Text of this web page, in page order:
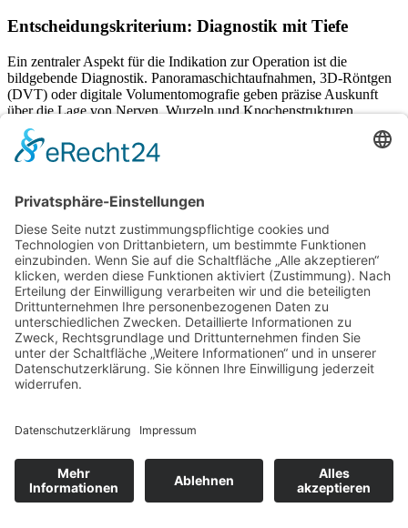
Entscheidungskriterium: Diagnostik mit Tiefe
Ein zentraler Aspekt für die Indikation zur Operation ist die
bildgebende Diagnostik. Panoramaschichtaufnahmen, 3D-Röntgen
(DVT) oder digitale Volumentomografie geben präzise Auskunft
über die Lage von Nerven, Wurzeln und Knochenstrukturen.
Gerade bei geplanten Implantaten oder komplexen Extraktionen ist
diese Genauigkeit unverzichtbar.
chirurgischer Komplikationen um bis zu 35 Prozent. Patientinnen
und Patienten in Essen profitieren besonders davon, da viele
Fachpraxen auf moderne Technik setzen – und so präzise, schonend
und effizient arbeiten können.
Wann ein chirurgischer Eingriff nicht aufgeschoben
werden sollte
Letzteren gehören beispielsweise:
Akute Entzündungen mit Schwellung und Schmerzen, bei
denen sich der Eiterherd bereits ausbreitet
Abszesse im Weichgewebe, die unbehandelt gefährlich nahe